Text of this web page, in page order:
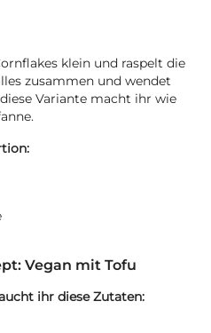
klein und raspelt die
zusammen und wendet
Variante macht ihr wie
Vegan mit Tofu
ihr diese Zutaten: